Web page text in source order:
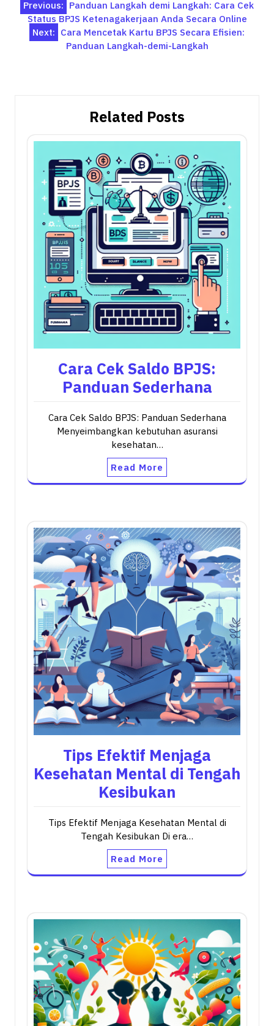
Post
navigation
Previous: Panduan Langkah demi Langkah: Cara Cek
Status BPJS Ketenagakerjaan Anda Secara Online
Next: Cara Mencetak Kartu BPJS Secara Efisien:
Panduan Langkah-demi-Langkah
Related Posts
Cara Cek Saldo BPJS:
Panduan Sederhana
Cara Cek Saldo BPJS: Panduan Sederhana
Menyeimbangkan kebutuhan asuransi
kesehatan…
Read More
Tips Efektif Menjaga
Kesehatan Mental di Tengah
Kesibukan
Tips Efektif Menjaga Kesehatan Mental di
Tengah Kesibukan Di era…
Read More